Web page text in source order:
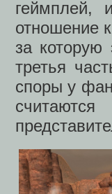
геймплей,
отношение
за
третья
споры у